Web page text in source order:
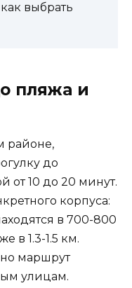
выбрать
пляжа и
районе,
до
от 10 до 20 минут.
корпуса:
в 700-800
в 1.3-1.5 км.
маршрут
улицам.